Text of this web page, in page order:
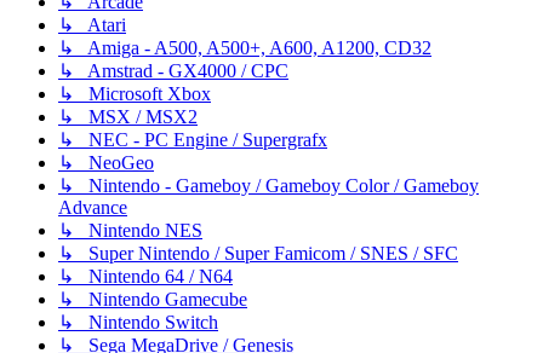
↳ Atari
↳ Amiga - A500, A500+, A600, A1200, CD32
↳ Amstrad - GX4000 / CPC
↳ Microsoft Xbox
↳ MSX / MSX2
↳ NEC - PC Engine / Supergrafx
↳ NeoGeo
↳ Nintendo - Gameboy / Gameboy Color / Gameboy
Advance
↳ Nintendo NES
↳ Super Nintendo / Super Famicom / SNES / SFC
↳ Nintendo 64 / N64
↳ Nintendo Gamecube
↳ Nintendo Switch
↳ Sega MegaDrive / Genesis